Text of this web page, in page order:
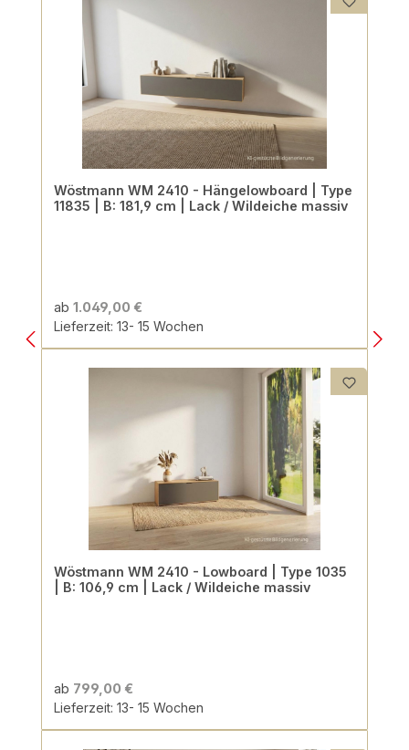
Wöstmann WM 2410 - Hängelowboard | Type
11835 | B: 181,9 cm | Lack / Wildeiche massiv
ab 1.049,00 €
Lieferzeit: 13- 15 Wochen
Wöstmann WM 2410 - Lowboard | Type 1035
| B: 106,9 cm | Lack / Wildeiche massiv
ab 799,00 €
Lieferzeit: 13- 15 Wochen